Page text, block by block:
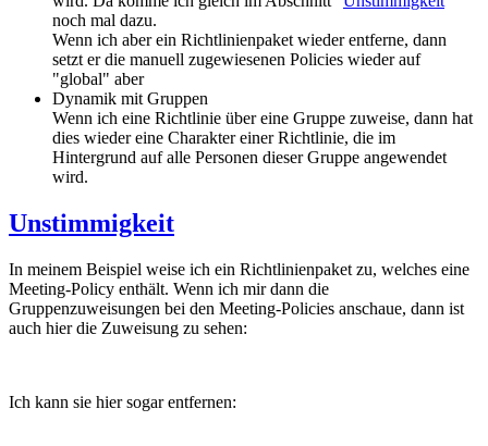
noch mal dazu.
Wenn ich aber ein Richtlinienpaket wieder entferne, dann
setzt er die manuell zugewiesenen Policies wieder auf
"global" aber
Dynamik mit Gruppen
Wenn ich eine Richtlinie über eine Gruppe zuweise, dann hat
dies wieder eine Charakter einer Richtlinie, die im
Hintergrund auf alle Personen dieser Gruppe angewendet
wird.
Unstimmigkeit
In meinem Beispiel weise ich ein Richtlinienpaket zu, welches eine
Meeting-Policy enthält. Wenn ich mir dann die
Gruppenzuweisungen bei den Meeting-Policies anschaue, dann ist
auch hier die Zuweisung zu sehen:
Ich kann sie hier sogar entfernen: